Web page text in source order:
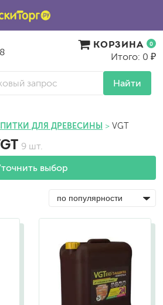
Найти
КОРЗИНА 0
Итого: 0 ₽
ДЛЯ ДРЕВЕСИНЫ
VGT
9 шт.
выбор